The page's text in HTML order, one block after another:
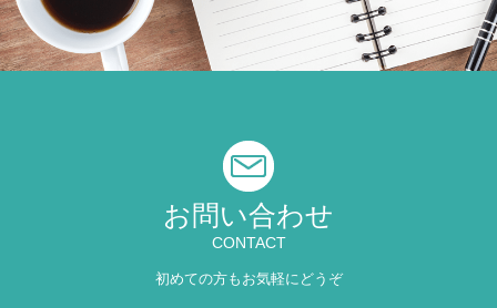
お問い合わせ
CONTACT
初めての方もお気軽にどうぞ